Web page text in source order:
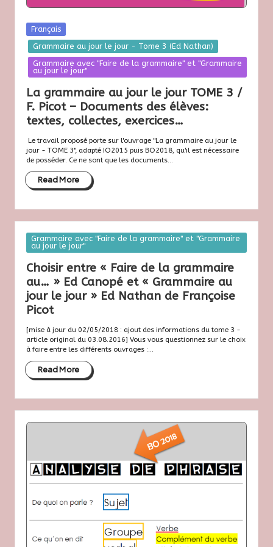
s
e
7
2
Posted
in
Français
Grammaire au jour le jour - Tome 3 (Ed Nathan)
Grammaire avec "Faire de la grammaire" et "Grammaire
au jour le jour"
La grammaire au jour le jour TOME 3 /
F. Picot – Documents des élèves:
textes, collectes, exercices…
Le travail proposé porte sur l'ouvrage "La grammaire au jour le
jour - TOME 3", adapté IO2015 puis BO2018, qu'il est nécessaire
de posséder. Ce ne sont que les documents...
Read More
Posted
in
Grammaire avec "Faire de la grammaire" et "Grammaire
au jour le jour"
Choisir entre « Faire de la grammaire
au… » Ed Canopé et « Grammaire au
jour le jour » Ed Nathan de Françoise
Picot
[mise à jour du 02/05/2018 : ajout des informations du tome 3 -
article original du 03.08.2016] Vous vous questionnez sur le choix
à faire entre les différents ouvrages :...
Read More